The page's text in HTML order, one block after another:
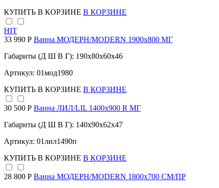
КУПИТЬ В КОРЗИНЕ В КОРЗИНЕ
HIT
33 990 Р Ванна МОДЕРН/MODERN 1900х800 МГ
Габариты (Д Ш В Г): 190x80x60x46
Артикул: 01мод1980
КУПИТЬ В КОРЗИНЕ В КОРЗИНЕ
30 500 Р Ванна ЛИЛ/LIL 1400х900 R МГ
Габариты (Д Ш В Г): 140x90x62x47
Артикул: 01лил1490п
КУПИТЬ В КОРЗИНЕ В КОРЗИНЕ
28 800 Р Ванна МОДЕРН/MODERN 1800х700 СМ/ПР